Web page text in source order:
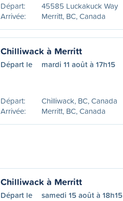
Départ:
45585 Luckakuck Way
Arrivée:
Merritt, BC, Canada
Chilliwack à Merritt
Départ le mardi 11 août à 17h15
Départ:
Chilliwack, BC, Canada
Arrivée:
Merritt, BC, Canada
Chilliwack à Merritt
Départ le samedi 15 août à 18h15